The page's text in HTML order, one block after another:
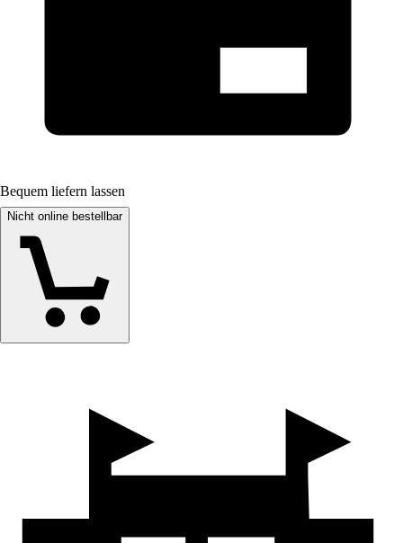
Bequem liefern lassen
Nicht online bestellbar